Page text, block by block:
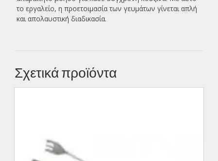
το εργαλείο, η προετοιμασία των γευμάτων γίνεται απλή
και απολαυστική διαδικασία.
Σχετικά προϊόντα